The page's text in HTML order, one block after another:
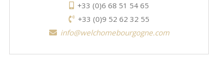
+33 (0)6 68 51 54 65
+33 (0)9 52 62 32 55
info@welchomebourgogne.com